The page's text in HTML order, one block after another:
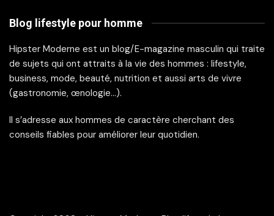
Blog lifestyle pour homme
Hipster Moderne est un blog/E-magazine masculin qui traite
de sujets qui ont attraits à la vie des hommes : lifestyle,
business, mode, beauté, nutrition et aussi arts de vivre
(gastronomie, œnologie…).
Il s’adresse aux hommes de caractère cherchant des
conseils fiables pour améliorer leur quotidien.